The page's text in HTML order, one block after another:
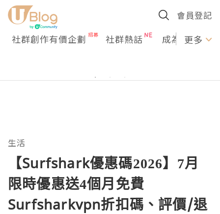
會員登記
社群創作有價企劃 社群熱話 成為U更多
生活
【Surfshark優惠碼2026】7月
限時優惠送4個月免費
Surfsharkvpn折扣碼、評價/退